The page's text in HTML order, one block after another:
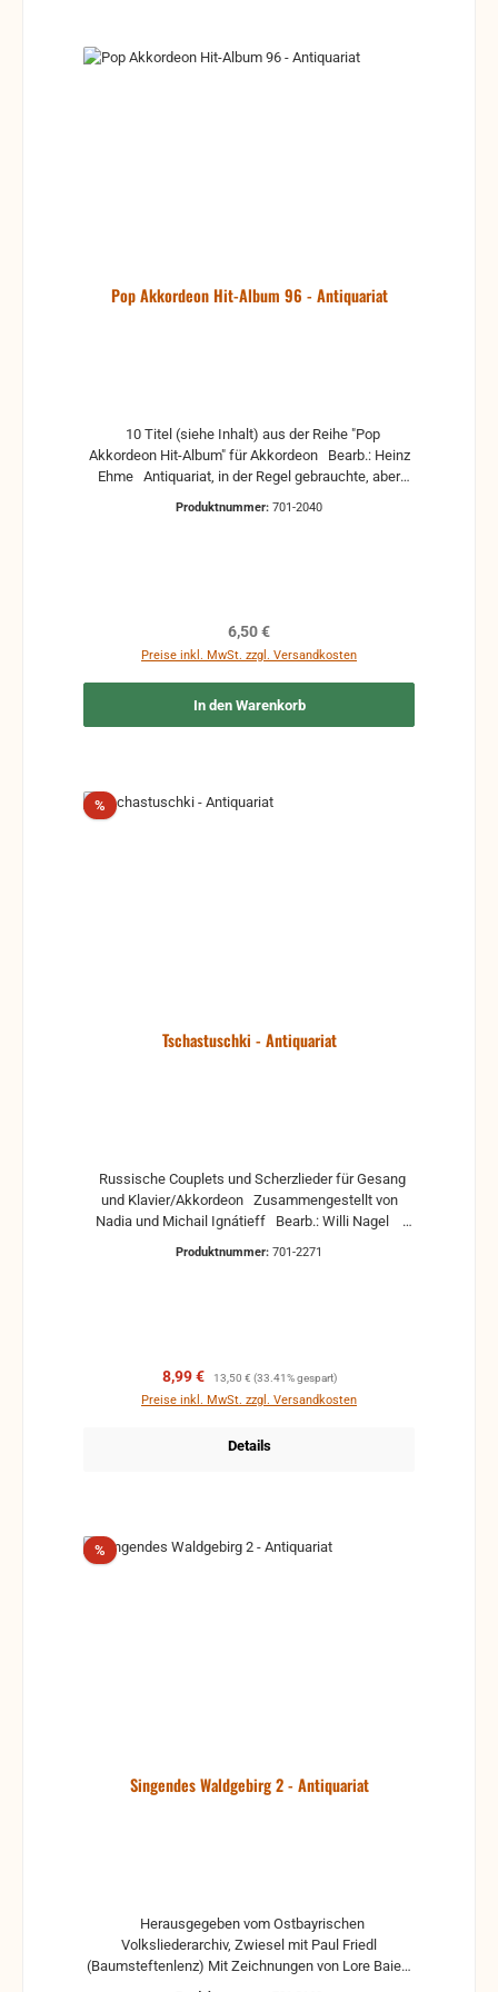
Pop Akkordeon Hit-Album 96 - Antiquariat
Akkordeon Hit-Album" für Akkordeon Bearb.: Heinz
Ehme Antiquariat, in der Regel gebrauchte, aber
nutzbare Noten. Es können Gebrauchsspuren
Produktnummer: 701-2040
Regulärer Preis:
6,50 €
Preise inkl. MwSt. zzgl. Versandkosten
In den Warenkorb
%Rabatt
Tschastuschki - Antiquariat
und Klavier/Akkordeon Zusammengestellt von
Nadia und Michail Ignátieff Bearb.: Willi Nagel
Produktnummer: 701-2271
Verkaufspreis:
8,99 € Regulärer Preis:
13,50 € (33.41% gespart)
Preise inkl. MwSt. zzgl. Versandkosten
Details
%Rabatt
Singendes Waldgebirg 2 - Antiquariat
Volksliederarchiv, Zwiesel mit Paul Friedl
(Baumsteftenlenz) Mit Zeichnungen von Lore Baier